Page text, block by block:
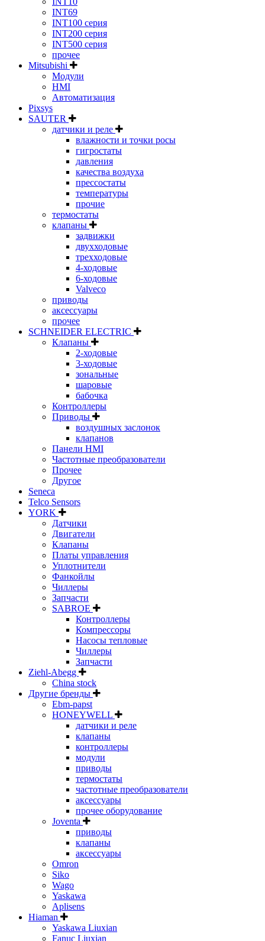
INT69
INT100 серия
INT200 серия
INT500 серия
прочее
Mitsubishi
Модули
HMI
Автоматизация
Pixsys
SAUTER
датчики и реле
влажности и точки росы
гигростаты
давления
качества воздуха
прессостаты
температуры
прочие
термостаты
клапаны
задвижки
двухходовые
трехходовые
4-ходовые
6-ходовые
Valveco
приводы
аксессуары
прочее
SCHNEIDER ELECTRIC
Клапаны
2-ходовые
3-ходовые
зональные
шаровые
бабочка
Контроллеры
Приводы
воздушных заслонок
клапанов
Панели HMI
Частотные преобразователи
Прочее
Другое
Seneca
Telco Sensors
YORK
Датчики
Двигатели
Клапаны
Платы управления
Уплотнители
Фанкойлы
Чиллеры
Запчасти
SABROE
Контроллеры
Компрессоры
Насосы тепловые
Чиллеры
Запчасти
Ziehl-Abegg
China stock
Другие бренды
Ebm-papst
HONEYWELL
датчики и реле
клапаны
контроллеры
модули
приводы
термостаты
частотные преобразователи
аксессуары
прочее оборудование
Joventa
приводы
клапаны
аксессуары
Omron
Siko
Wago
Yaskawa
Aplisens
Hiaman
Yaskawa Liuxian
Fanuc Liuxian